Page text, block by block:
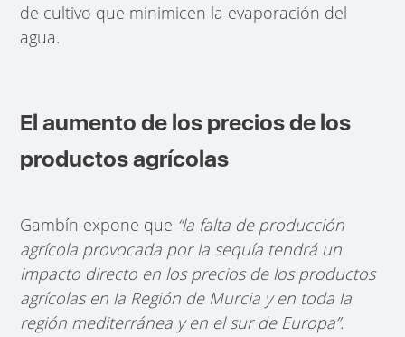
de cultivo que minimicen la evaporación del
agua.
El aumento de los precios de los
productos agrícolas
Gambín expone que “la falta de producción
agrícola provocada por la sequía tendrá un
impacto directo en los precios de los productos
agrícolas en la Región de Murcia y en toda la
región mediterránea y en el sur de Europa”.